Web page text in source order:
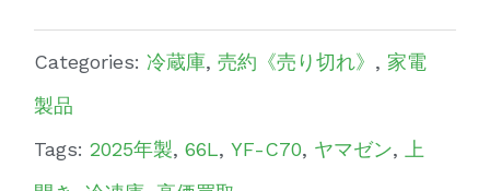
Categories: 冷蔵庫, 売約《売り切れ》 , 家電
製品
Tags: 2025年製, 66L, YF-C70, ヤマゼン,
上